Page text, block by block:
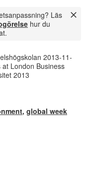
Läs
hur du
2013-11-
London Business
2013
, global week